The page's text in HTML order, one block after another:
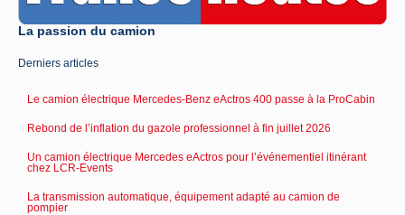
La passion du camion
Derniers articles
Le camion électrique Mercedes-Benz eActros 400 passe à la ProCabin
Rebond de l’inflation du gazole professionnel à fin juillet 2026
Un camion électrique Mercedes eActros pour l’événementiel itinérant
chez LCR-Events
La transmission automatique, équipement adapté au camion de
pompier